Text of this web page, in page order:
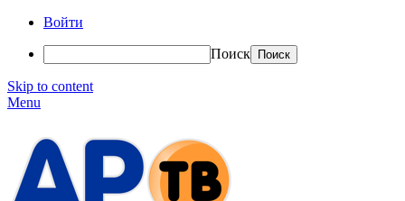
Войти
Поиск
Skip to content
Menu